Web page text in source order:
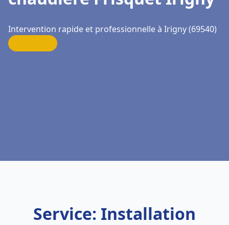
Intervention rapide et professionnelle à Irigny (69540)
Service: Installation